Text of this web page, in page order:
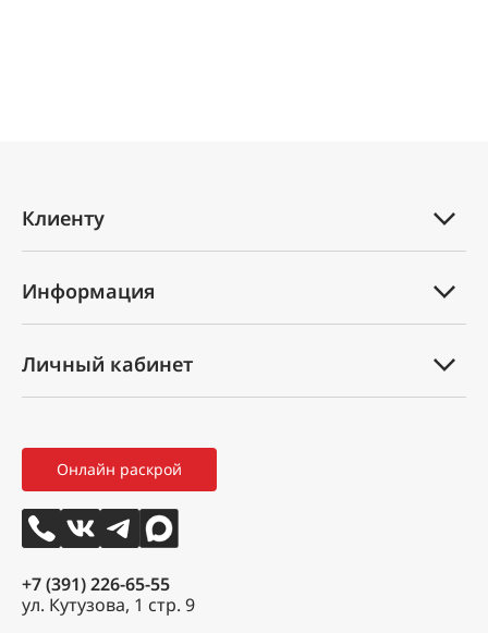
Клиенту
Услуги
Партнеры
3D тур
Информация
Оплата и доставка
Как оформить заказ
Вакансии
Контакты
Личный кабинет
Мои заказы
Избранное
Онлайн раскрой
+7 (391) 226-65-55
ул. Кутузова, 1 стр. 9